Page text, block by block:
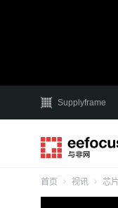
Supplyframe
首页 视讯 芯